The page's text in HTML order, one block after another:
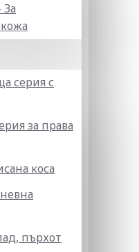
серия с
за права
коса
пърхот